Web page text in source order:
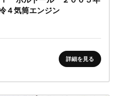
気筒エンジン
詳細を見る